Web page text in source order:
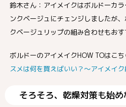
鈴木さん：アイメイクはボルドーカ
ンクベージュにチェンジしましたが
クベージュリップの組み合わせもおす
ボルドーのアイメイクHOW TOはこ
スメは何を買えばいい？〜アイメイク
そろそろ、乾燥対策も始